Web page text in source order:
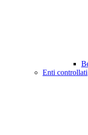
Enti controllati